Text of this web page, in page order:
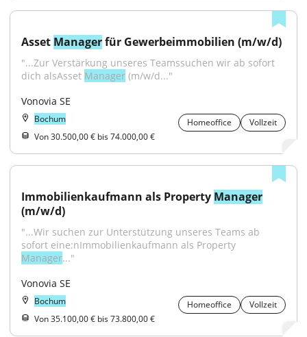
Asset Manager für Gewerbeimmobilien (m/w/d)
"...Zur Verstärkung unseres Teamssuchen wir ab sofort
dich alsAsset Manager (m/w/d..."
Vonovia SE
Bochum Homeoffice
Vollzeit
Von 30.500,00 € bis 74.000,00 €
Immobilienkaufmann als Property Manager
(m/w/d)
"...Wir suchen zur Unterstützung unseres Teams ab
Manager..."
Vonovia SE
Bochum Homeoffice
Vollzeit
Von 35.100,00 € bis 73.800,00 €